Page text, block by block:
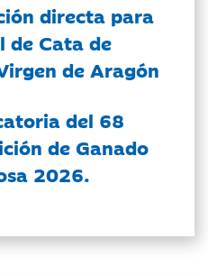
directa para
de Cata de
de Aragón
del 68
de Ganado
2026.